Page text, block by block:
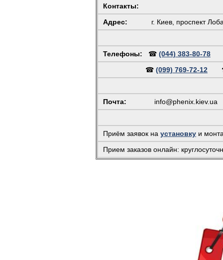
Контакты:
Адрес:
г. Киев, проспект
Телефоны: ☎ (044) 383-80-78
☎ (099) 769-72-12
Почта: info@phenix.kiev.ua
Приём заявок на установку и
Прием заказов онлайн: